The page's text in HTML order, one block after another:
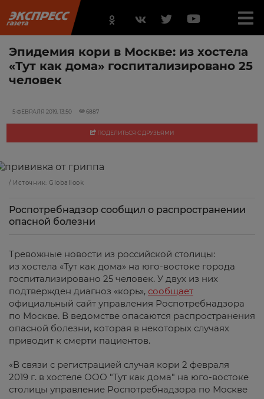
Эпидемия кори в Москве: из хостела
«Тут как дома» госпитализировано 25
человек
5 ФЕВРАЛЯ 2019, 13:50 6887
ПОДЕЛИТЬСЯ С ДРУЗЬЯМИ
/ Источник: Globallook
Роспотребнадзор сообщил о распространении
опасной болезни
Тревожные новости из российской столицы:
из хостела «Тут как дома» на юго-востоке города
госпитализировано 25 человек. У двух из них
подтвержден диагноз «корь», сообщает
официальный сайт управления Роспотребнадзора
по Москве. В ведомстве опасаются распространения
опасной болезни, которая в некоторых случаях
приводит к смерти пациентов.
«В связи с регистрацией случая кори 2 февраля
2019 г. в хостеле ООО "Тут как дома" на юго-востоке
столицы управление Роспотребнадзора по Москве